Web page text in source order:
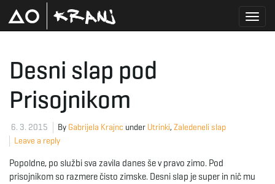
Desni slap pod
Prisojnikom
6. 3. 2015 By Gabrijela Krajnc under Utrinki, Zaledeneli slap
Leave a reply
Popoldne, po službi sva zavila danes še v pravo zimo. Pod
prisojnikom so razmere čisto zimske. Desni slap je super in nič mu